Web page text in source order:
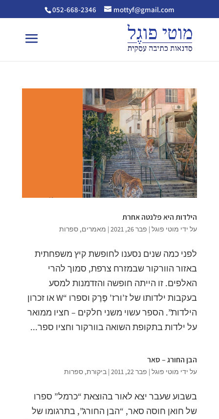
052-668-2346 mottyf@gmail.com
הילדות היא פלנטה אחרת
על ידי מוטי פוגל| פבר 26, 2021 | מאמרים, ספרות
לפני כמה שנים נסענו לחופשת קיץ משפחתית
באזור הוורקור שבמזרח צרפת, סמוך להרי
האלפים. זו הייתה חופשה והזדמנות למסע
בעקבות ילדותו של ז’ורז’ פֶּרֶק וספרו “W או זכרון
הילדות”. הספר עשוי משני חלקים – חציו ממואר
על ילדות בתקופת השואה בוורקור וחציו ספר...
הבן החורג – סאר
על ידי מוטי פוגל| פבר 22, 2011 | ביקורת, ספרות
בשבוע שעבר יצא לאור בהוצאת “כרמל” ספרו
של חואן חוסה סאר, “הבן החורג”, בתרגומו של